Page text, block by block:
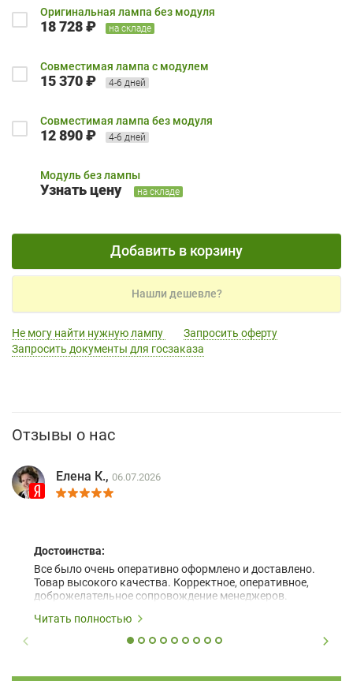
Оригинальная лампа без модуля
18 728 ₽ на складе
Совместимая лампа с модулем
15 370 ₽ 4-6 дней
Совместимая лампа без модуля
12 890 ₽ 4-6 дней
Модуль без лампы
Узнать цену на складе
Добавить в корзину
Нашли дешевле?
Не могу найти нужную лампу
Запросить оферту
Запросить документы для госзаказа
Отзывы о нас
Елена К., 06.07.2026
Достоинства:
Все было очень оперативно оформлено и доставлено.
Товар высокого качества. Корректное, оперативное,
доброжелательное сопровождение менеджеров.
Читать полностью